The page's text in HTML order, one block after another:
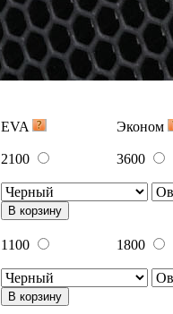
EVA
Эконом
2100 3600
В корзину
1100 1800
В корзину